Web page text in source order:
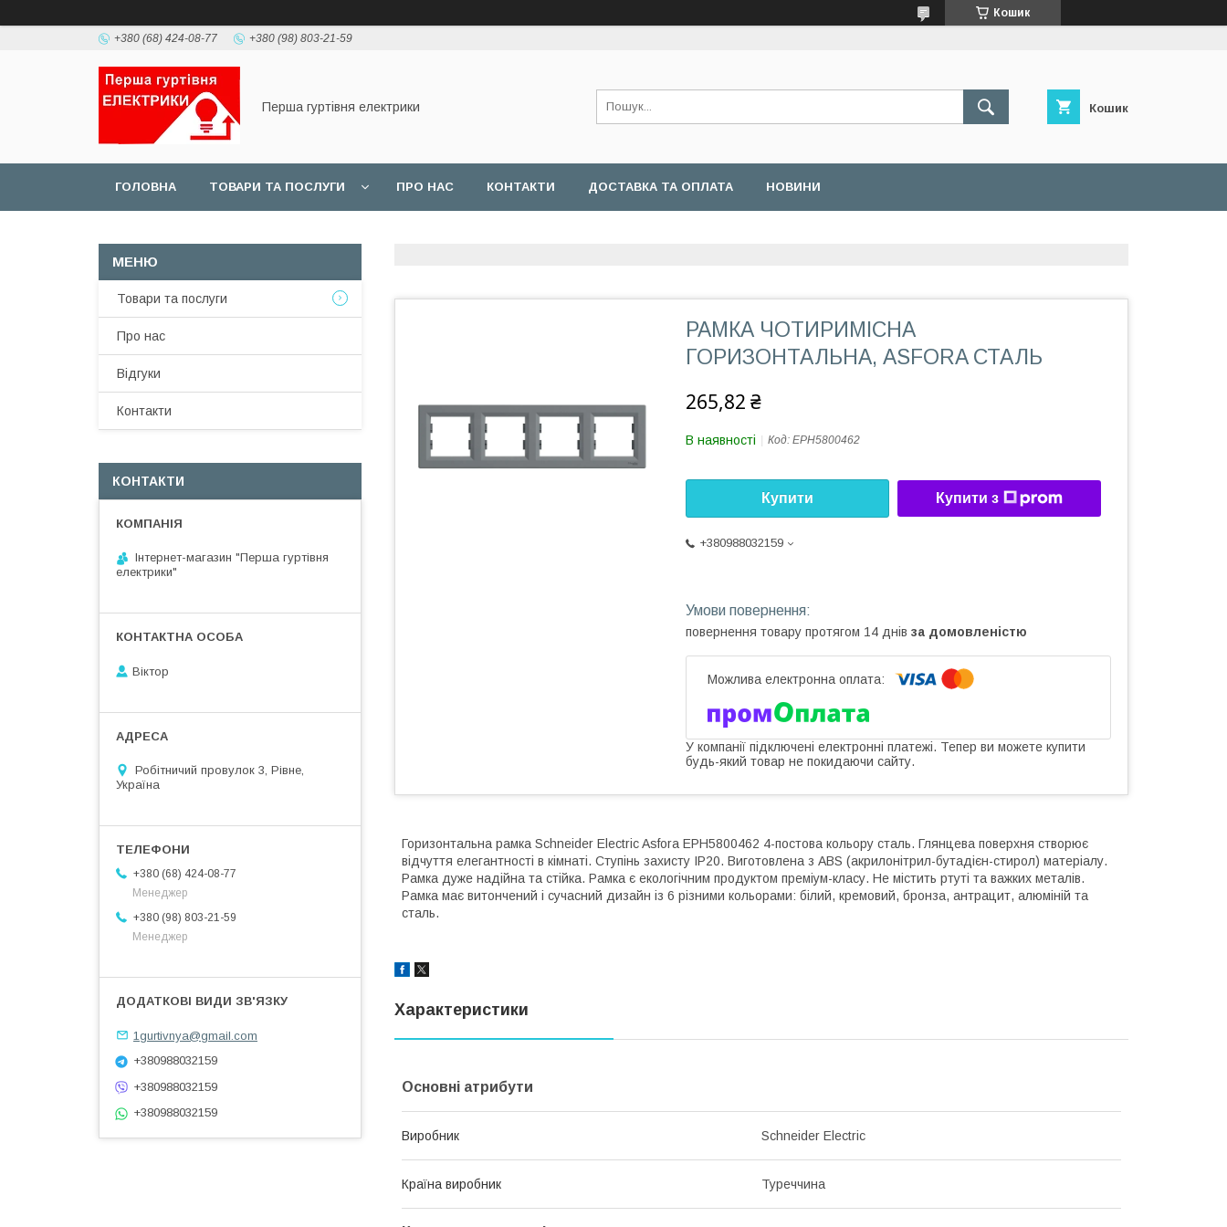
Кошик
+380 (68) 424-08-77 +380 (98) 803-21-59
Перша гуртівня електрики Кошик
ГОЛОВНА ТОВАРИ ТА ПОСЛУГИ ПРО НАС КОНТАКТИ ДОСТАВКА ТА ОПЛАТА НОВИНИ
РАМКА ЧОТИРИМІСНА
ГОРИЗОНТАЛЬНА, ASFORA СТАЛЬ
265,82 ₴
В наявності Код: EPH5800462
Купити Купити з
+380988032159
повернення товару протягом 14 днів за домовленістю
У компанії підключені електронні платежі. Тепер ви можете купити
будь-який товар не покидаючи сайту.
Горизонтальна рамка Schneider Electric Asfora EPH5800462 4-постова кольору сталь. Глянцева поверхня створює
відчуття елегантності в кімнаті. Ступінь захисту IP20. Виготовлена ​​з ABS (акрилонітрил-бутадієн-стирол) матеріалу.
Рамка дуже надійна та стійка. Рамка є екологічним продуктом преміум-класу. Не містить ртуті та важких металів.
Рамка має витончений і сучасний дизайн із 6 різними кольорами: білий, кремовий, бронза, антрацит, алюміній та
сталь.
Характеристики
Основні атрибути
Виробник Schneider Electric
Країна виробник Туреччина
Товари та послуги
Про нас
Відгуки
Контакти
КОНТАКТИ
Інтернет-магазин "Перша гуртівня
електрики"
Віктор
Робітничий провулок 3, Рівне,
Україна
+380 (68) 424-08-77
Менеджер
+380 (98) 803-21-59
Менеджер
1gurtivnya@gmail.com
+380988032159
+380988032159
+380988032159